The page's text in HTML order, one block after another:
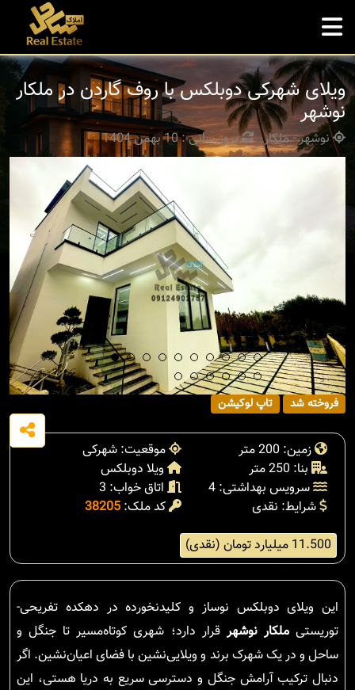
ویلای شهرکی دوبلکس با روف گاردن در ملکار
نوشهر
نوشهر - ملکار بروزرسانی : 10 بهمن 1404
فروخته شد تاپ لوکیشن
زمین: 200 متر
موقعیت: شهرکی
بنا: 250 متر
ویلا دوبلکس
سرویس بهداشتی: 4
اتاق خواب: 3
شرایط: نقدی
کد ملک: 38205
11.500 میلیارد تومان (نقدی)
این ویلای دوبلکس نوساز و کلیدنخورده در دهکده تفریحی-
توریستیملکار نوشهر قرار دارد؛ شهری کوتاه‌مسیر تا جنگل و
ساحل و در یک شهرک برند و ویلایی‌نشین با فضای اعیان‌نشین. اگر
دنبال ترکیب آرامش جنگل و دسترسی سریع به دریا هستی، این